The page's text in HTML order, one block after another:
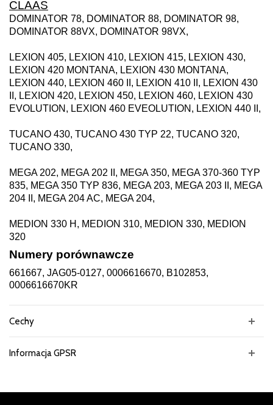
CLAAS
DOMINATOR 78, DOMINATOR 88, DOMINATOR 98,
DOMINATOR 88VX, DOMINATOR 98VX,
LEXION 405, LEXION 410, LEXION 415, LEXION 430,
LEXION 420 MONTANA, LEXION 430 MONTANA,
LEXION 440, LEXION 460 II, LEXION 410 II, LEXION 430
II, LEXION 420, LEXION 450, LEXION 460, LEXION 430
EVOLUTION, LEXION 460 EVEOLUTION, LEXION 440 II,
TUCANO 430, TUCANO 430 TYP 22, TUCANO 320,
TUCANO 330,
MEGA 202, MEGA 202 II, MEGA 350, MEGA 370-360 TYP
835, MEGA 350 TYP 836, MEGA 203, MEGA 203 II, MEGA
204 II, MEGA 204 AC, MEGA 204,
MEDION 330 H, MEDION 310, MEDION 330, MEDION
320
Numery porównawcze
661667, JAG05-0127, 0006616670, B102853,
0006616670KR
Cechy
Informacja GPSR